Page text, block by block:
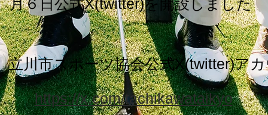
月６日公式X(twitter)を開設しました
立川市スポーツ協会公式X(twitter)ア
https://x.com/tachikawataikyo